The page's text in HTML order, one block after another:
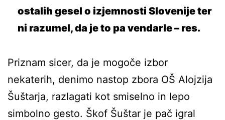
ostalih gesel o izjemnosti Slovenije ter
ni razumel, da je to pa vendarle – res.
Priznam sicer, da je mogoče izbor
nekaterih, denimo nastop zbora OŠ Alojzija
Šuštarja, razlagati kot smiselno in lepo
simbolno gesto. Škof Šuštar je pač igral